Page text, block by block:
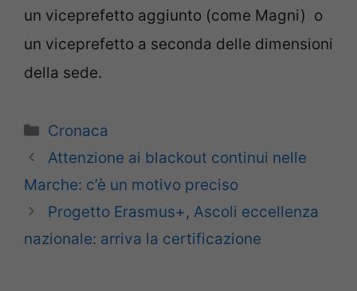
un viceprefetto aggiunto (come Magni) o
un viceprefetto a seconda delle dimensioni
della sede.
Categorie
Cronaca
Attenzione ai blackout continui nelle
Marche: c’è un motivo preciso
Progetto Erasmus+, Ascoli eccellenza
nazionale: arriva la certificazione